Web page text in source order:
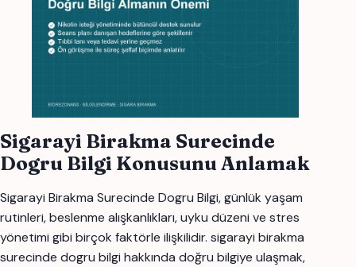
Sigarayi Birakma Surecinde
Dogru Bilgi Konusunu Anlamak
Sigarayi Birakma Surecinde Dogru Bilgi, günlük yaşam
rutinleri, beslenme alışkanlıkları, uyku düzeni ve stres
yönetimi gibi birçok faktörle ilişkilidir. sigarayi birakma
surecinde dogru bilgi hakkında doğru bilgiye ulaşmak,